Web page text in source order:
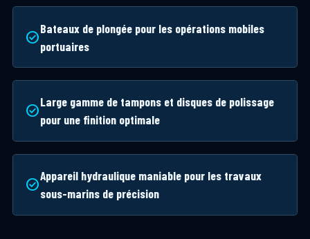
check_circleBateaux de plongée pour les opérations mobiles
portuaires
check_circleLarge gamme de tampons et disques de polissage
pour une finition optimale
check_circleAppareil hydraulique maniable pour les travaux
sous-marins de précision